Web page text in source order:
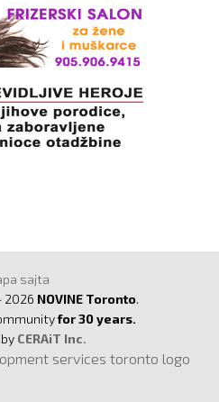
sajta
2026 NOVINE Toronto.
for 30 years.
CERAiT Inc.